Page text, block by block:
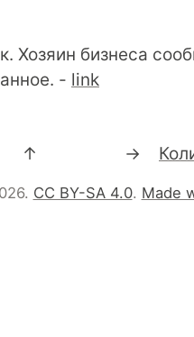
бизнеса
- link
↑ →
CC BY-SA 4.0. Made